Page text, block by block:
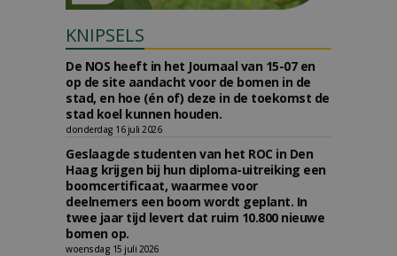
KNIPSELS
De NOS heeft in het Journaal van 15-07 en
op de site aandacht voor de bomen in de
stad, en hoe (én of) deze in de toekomst de
stad koel kunnen houden.
donderdag 16 juli 2026
Geslaagde studenten van het ROC in Den
Haag krijgen bij hun diploma-uitreiking een
boomcertificaat, waarmee voor
deelnemers een boom wordt geplant. In
twee jaar tijd levert dat ruim 10.800 nieuwe
bomen op.
woensdag 15 juli 2026